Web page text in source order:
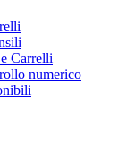
Carrelli
numerico